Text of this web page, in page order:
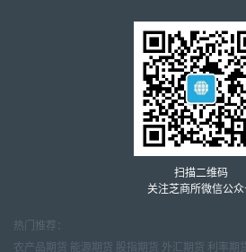
扫描二维码
关注芝商所微信公
热门推荐：
农产品期货 能源期货 股指期货 外汇期货 利率期